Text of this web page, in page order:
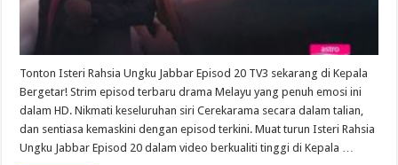
Tonton Isteri Rahsia Ungku Jabbar Episod 20 TV3 sekarang di Kepala
Bergetar! Strim episod terbaru drama Melayu yang penuh emosi ini
dalam HD. Nikmati keseluruhan siri Cerekarama secara dalam talian,
dan sentiasa kemaskini dengan episod terkini. Muat turun Isteri Rahsia
Ungku Jabbar Episod 20 dalam video berkualiti tinggi di Kepala …